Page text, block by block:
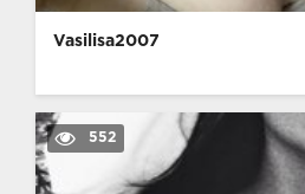
Vasilisa2007
552